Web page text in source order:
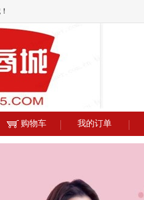
购物车 我的订单